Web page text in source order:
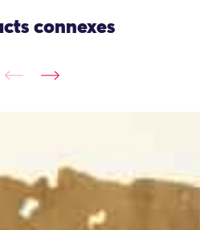
connexes